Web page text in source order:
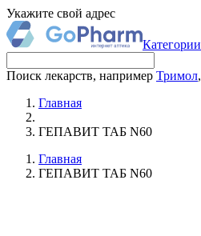
Укажите свой адрес
Категории
Поиск лекарств, например Тримол,
Главная
ГЕПАВИТ ТАБ N60
Главная
ГЕПАВИТ ТАБ N60